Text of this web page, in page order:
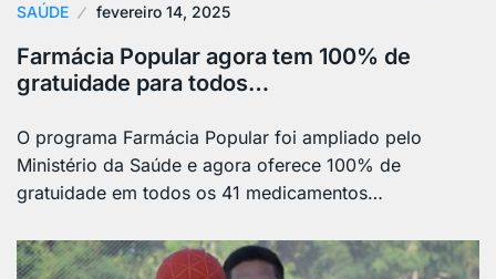
SAÚDE fevereiro 14, 2025
Farmácia Popular agora tem 100% de
gratuidade para todos…
O programa Farmácia Popular foi ampliado pelo
Ministério da Saúde e agora oferece 100% de
gratuidade em todos os 41 medicamentos…